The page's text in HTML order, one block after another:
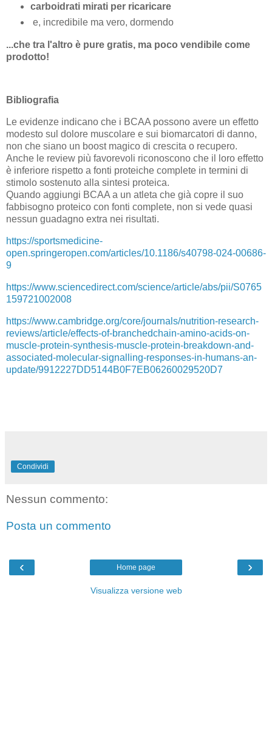
carboidrati mirati per ricaricare
e, incredibile ma vero, dormendo
...che tra l'altro è pure gratis, ma poco vendibile come
prodotto!
Bibliografia
Le evidenze indicano che i BCAA possono avere un effetto
modesto sul dolore muscolare e sui biomarcatori di danno,
non che siano un boost magico di crescita o recupero.
Anche le review più favorevoli riconoscono che il loro effetto
è inferiore rispetto a fonti proteiche complete in termini di
stimolo sostenuto alla sintesi proteica.
Quando aggiungi BCAA a un atleta che già copre il suo
fabbisogno proteico con fonti complete, non si vede quasi
nessun guadagno extra nei risultati.
https://sportsmedicine-
open.springeropen.com/articles/10.1186/s40798-024-00686-
9
https://www.sciencedirect.com/science/article/abs/pii/S0765
159721002008
https://www.cambridge.org/core/journals/nutrition-research-
reviews/article/effects-of-branchedchain-amino-acids-on-
muscle-protein-synthesis-muscle-protein-breakdown-and-
associated-molecular-signalling-responses-in-humans-an-
update/9912227DD5144B0F7EB06260029520D7
Condividi
Nessun commento:
Posta un commento
‹ ›
Home page
Visualizza versione web